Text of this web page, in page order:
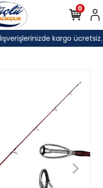
kargo ücretsiz.
0